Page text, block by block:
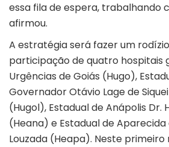
essa fila de espera, trabalhando
afirmou.
A estratégia será fazer um
participação de quatro hospitais
Urgências de Goiás (Hugo),
Governador Otávio Lage de
(Hugol), Estadual de Anápolis Dr.
(Heana) e Estadual de Aparecida
Louzada (Heapa). Neste